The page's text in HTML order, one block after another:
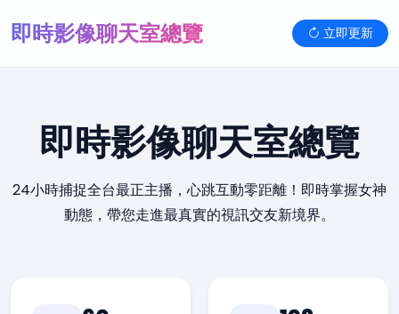
即時影像聊天室總覽 立即更新
即時影像聊天室總覽
24小時捕捉全台最正主播，心跳互動零距離！即時掌握女神
動態，帶您走進最真實的視訊交友新境界。